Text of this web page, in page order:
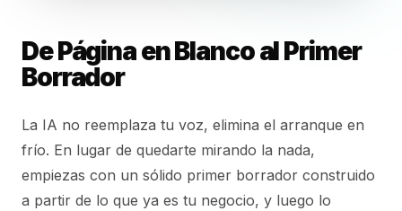
De Página en Blanco al Primer
Borrador
La IA no reemplaza tu voz, elimina el arranque en
frío. En lugar de quedarte mirando la nada,
empiezas con un sólido primer borrador construido
a partir de lo que ya es tu negocio, y luego lo